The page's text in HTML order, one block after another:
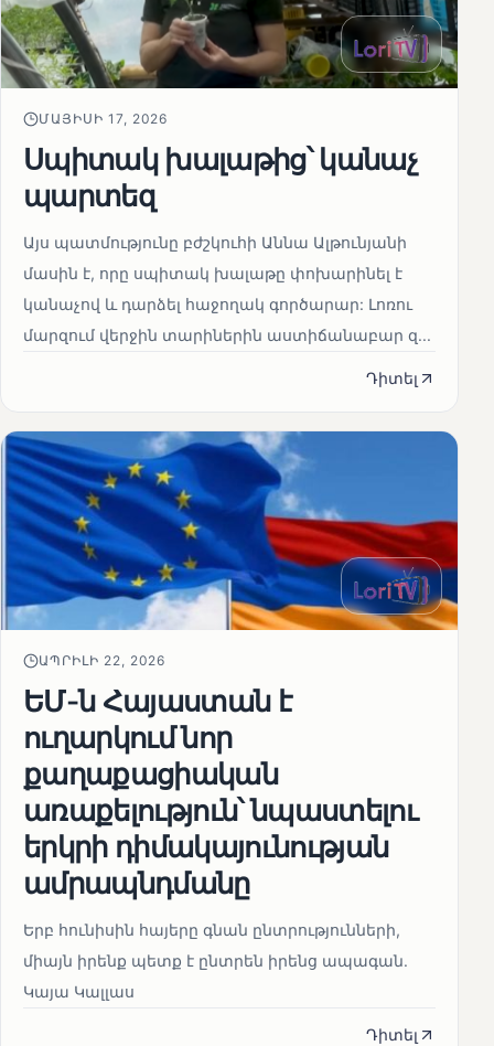
ՄԱՅԻՍԻ 17, 2026
Սպիտակ խալաթից՝ կանաչ
պարտեզ
Այս պատմությունը բժշկուհի Աննա Ալթունյանի
մասին է, որը սպիտակ խալաթը փոխարինել է
կանաչով և դարձել հաջողակ գործարար: Լոռու
մարզում վերջին տարիներին աստիճանաբար զ...
Դիտել
ԱՊՐԻԼԻ 22, 2026
ԵՄ-ն Հայաստան է
ուղարկում նոր
քաղաքացիական
առաքելություն՝ նպաստելու
երկրի դիմակայունության
ամրապնդմանը
Երբ հունիսին հայերը գնան ընտրությունների,
միայն իրենք պետք է ընտրեն իրենց ապագան.
Կայա Կալլաս
Դիտել